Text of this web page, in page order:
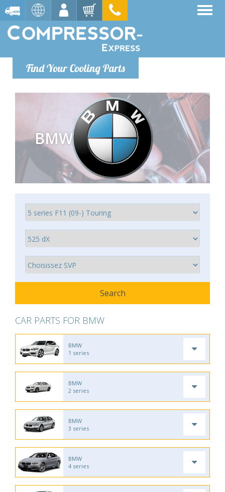
Find Your Cooling Parts
BMW
CAR PARTS FOR BMW
BMW
1 series
BMW
2 series
BMW
3 series
BMW
4 series